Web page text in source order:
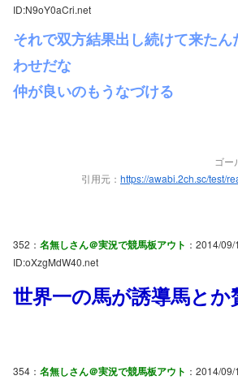
ID:N9oY0aCri.net
それで双方結果出し続けて来た
わせだな
仲が良いのもうなづける
ゴー
引用元： https://awabi.2ch.sc/test/
352： 名無しさん＠実況で競馬板アウト ：2014/
ID:oXzgMdW40.net
世界一の馬が誘導馬と
354： 名無しさん＠実況で競馬板アウト ：2014/